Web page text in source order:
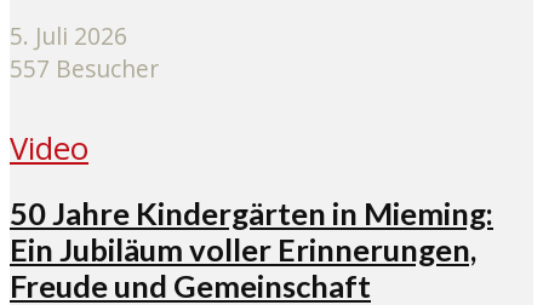
5. Juli 2026
557 Besucher
Video
50 Jahre Kindergärten in Mieming:
Ein Jubiläum voller Erinnerungen,
Freude und Gemeinschaft